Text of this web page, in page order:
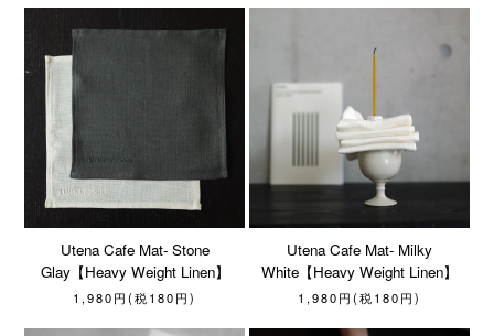
Utena Cafe Mat- Stone
Glay【Heavy Weight Linen】
1,980円(税180円)
Utena Cafe Mat- Milky
White【Heavy Weight Linen】
1,980円(税180円)